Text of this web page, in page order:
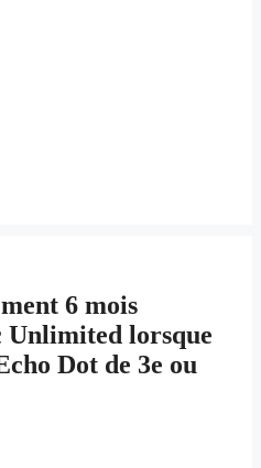
6 mois
Unlimited lorsque
Dot de 3e ou